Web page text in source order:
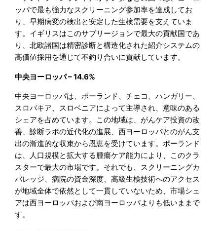
ッパで最も強力なスクリーニング参加率を達成してお
り、早期病変の検出と安定した生検需要を支えていま
す。イギリスはこのサブリージョンで最大の貢献国であ
り、北欧諸国は精密診断と構造化された紹介システムの
高価値採用を通じて不釣り合いに貢献しています。
中央ヨーロッパ – 14.6%
中央ヨーロッパは、ポーランド、チェコ、ハンガリー、
スロバキア、スロベニアによって主導され、意味のある
シェアを占めています。この地域は、がんケア投資の改
善、診断ラボの近代化の進展、西ヨーロッパとのがん支
出の漸進的な収束から恩恵を受けています。ポーランド
は、人口規模と拡大する腫瘍ケア能力により、このクラ
スターで最大の市場です。それでも、スクリーニングカ
バレッジ、病院の資金深度、高級生検技術へのアクセス
が地域全体で依然として一貫していないため、市場シェ
アは西ヨーロッパおよび南ヨーロッパよりも低いままで
す。